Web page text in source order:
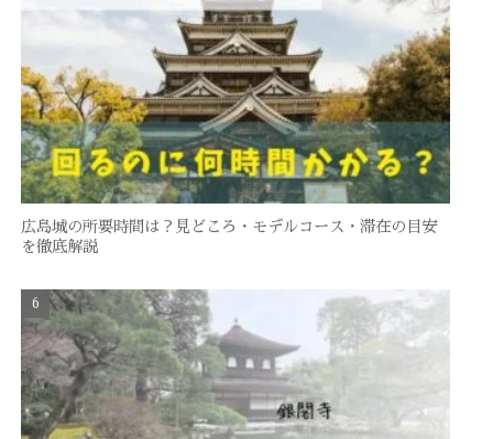
広島城の所要時間は？見どころ・モデルコース・滞在の目安
を徹底解説